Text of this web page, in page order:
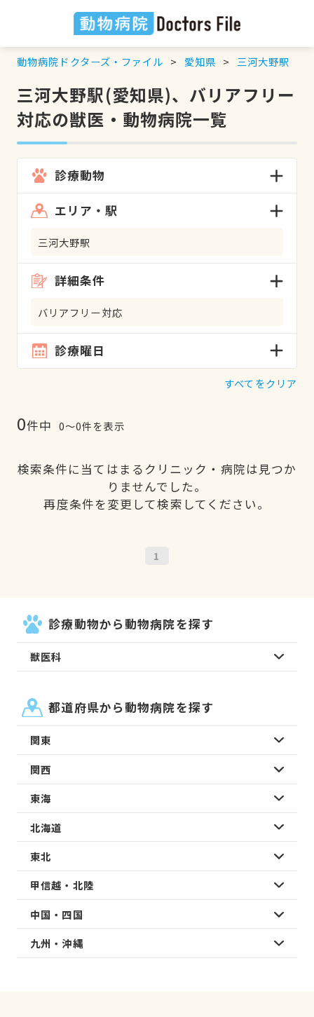
動物病院ドクターズ・ファイル 愛知県 三河大野駅
三河大野駅(愛知県)、バリアフリー
対応の獣医・動物病院一覧
診療動物
エリア・駅
三河大野駅
詳細条件
バリアフリー対応
診療曜日
すべてをクリア
0件中 0〜0件を表示
検索条件に当てはまるクリニック・病院は見つか
りませんでした。
再度条件を変更して検索してください。
1
診療動物から動物病院を探す
獣医科
都道府県から動物病院を探す
関東
関西
東海
北海道
東北
甲信越・北陸
中国・四国
九州・沖縄